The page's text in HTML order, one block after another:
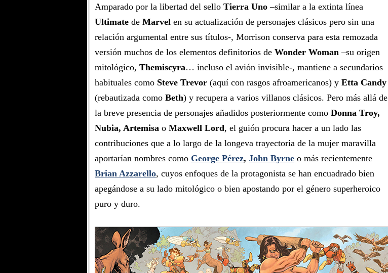
Amparado por la libertad del sello Tierra Uno –similar a la extinta línea
Ultimate de Marvel en su actualización de personajes clásicos pero sin una
relación argumental entre sus títulos-, Morrison conserva para esta remozada
versión muchos de los elementos definitorios de Wonder Woman –su origen
mitológico, Themiscyra… incluso el avión invisible-, mantiene a secundarios
habituales como Steve Trevor (aquí con rasgos afroamericanos) y Etta Candy
(rebautizada como Beth) y recupera a varios villanos clásicos. Pero más allá de
la breve presencia de personajes añadidos posteriormente como Donna Troy,
Nubia, Artemisa o Maxwell Lord, el guión procura hacer a un lado las
contribuciones que a lo largo de la longeva trayectoria de la mujer maravilla
aportarían nombres como George Pérez, John Byrne o más recientemente
Brian Azzarello, cuyos enfoques de la protagonista se han encuadrado bien
apegándose a su lado mitológico o bien apostando por el género superheroico
puro y duro.